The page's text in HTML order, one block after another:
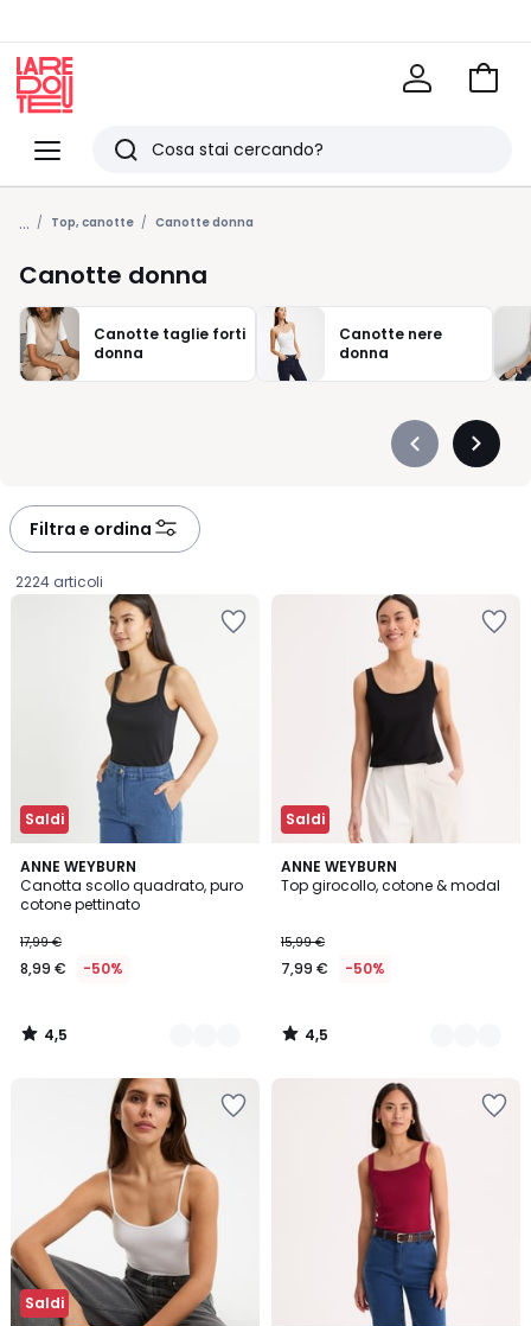
Menu
Redoute
Ricerca
Ultimi
articoli
visti
Vai
... Top, canotte Canotte donna
Canotte donna
Canotte taglie forti
donna
Canotte nere
donna
Précédent
Filtra e ordina
2224 articoli
Saldi
ANNE WEYBURN
Canotta scollo quadrato, puro
cotone pettinato
€
Invece
17,99
€
17,99 €
8,99 € -50%
4,5
/ 5
3
Colori
4,5
/
Saldi
ANNE WEYBURN
Top girocollo, cotone & modal
15,99 €
7,99 € -50%
4,5
/ 5
2
Colori
4,5
/
Saldi